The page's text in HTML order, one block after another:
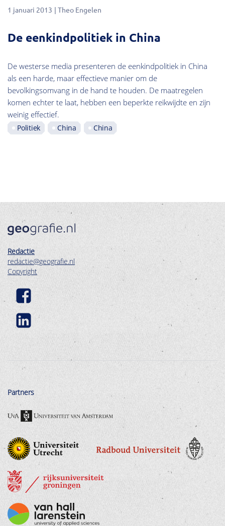
1 januari 2013 Theo Engelen
De eenkindpolitiek in China
De westerse media presenteren de eenkindpolitiek in China
als een harde, maar effectieve manier om de
bevolkingsomvang in de hand te houden. De maatregelen
komen echter te laat, hebben een beperkte reikwijdte en zijn
weinig effectief.
Politiek China China
Redactie
redactie@geografie.nl
Copyright
Partners